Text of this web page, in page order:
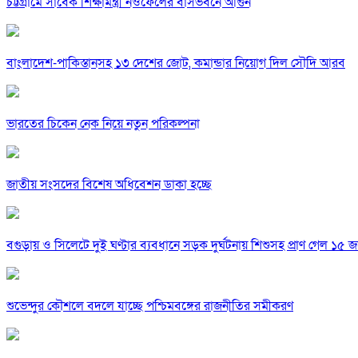
বাংলাদেশ-পাকিস্তানসহ ১৩ দেশের জোট, কমান্ডার নিয়োগ দিল সৌদি আরব
ভারতের চিকেন নেক নিয়ে নতুন পরিকল্পনা
জাতীয় সংসদের বিশেষ অধিবেশন ডাকা হচ্ছে
বগুড়ায় ও সিলেটে দুই ঘণ্টার ব্যবধানে সড়ক দুর্ঘটনায় শিশুসহ প্রাণ গেল ১৫
শুভেন্দুর কৌশলে বদলে যাচ্ছে পশ্চিমবঙ্গের রাজনীতির সমীকরণ